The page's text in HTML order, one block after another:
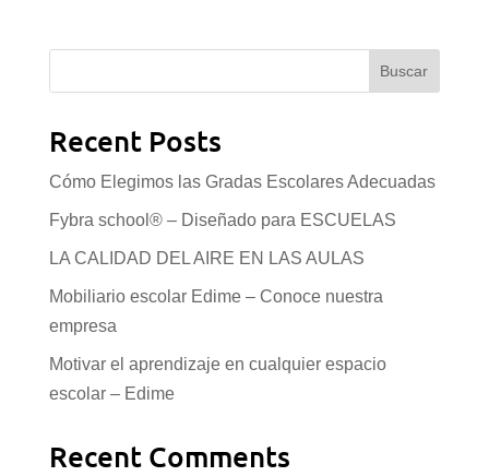
Buscar
Recent Posts
Cómo Elegimos las Gradas Escolares Adecuadas
Fybra school® – Diseñado para ESCUELAS
LA CALIDAD DEL AIRE EN LAS AULAS
Mobiliario escolar Edime – Conoce nuestra
empresa
Motivar el aprendizaje en cualquier espacio
escolar – Edime
Recent Comments